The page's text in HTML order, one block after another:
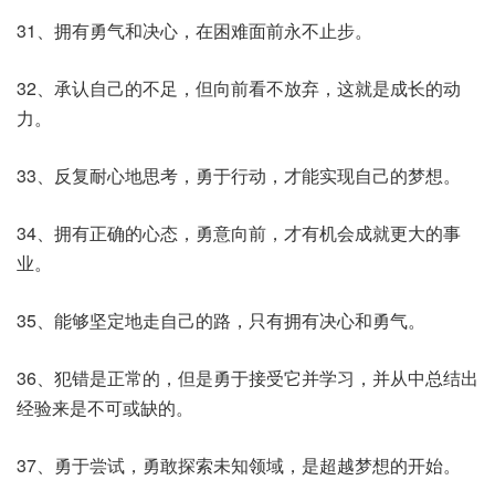
31、拥有勇气和决心，在困难面前永不止步。
32、承认自己的不足，但向前看不放弃，这就是成长的动
力。
33、反复耐心地思考，勇于行动，才能实现自己的梦想。
34、拥有正确的心态，勇意向前，才有机会成就更大的事
业。
35、能够坚定地走自己的路，只有拥有决心和勇气。
36、犯错是正常的，但是勇于接受它并学习，并从中总结出
经验来是不可或缺的。
37、勇于尝试，勇敢探索未知领域，是超越梦想的开始。